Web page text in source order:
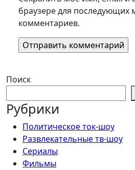
браузере для последующих
комментариев.
Поиск
Рубрики
Политическое ток-шоу
Развлекательные тв-шоу
Сериалы
Фильмы